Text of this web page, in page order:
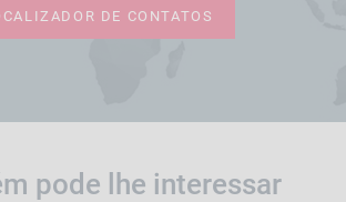
DE CONTATOS
pode lhe interessar